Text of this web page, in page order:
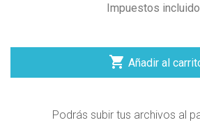
Impuestos
 Añadir al
Podrás subir tus archivos al